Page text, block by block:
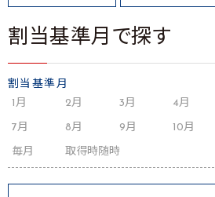
割当基準月で探す
割当基準月
1月
2月 3月 4月
7月 8月 9月 10月
毎月 取得時随時